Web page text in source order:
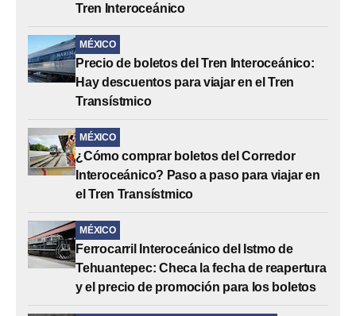
Tren Interoceánico
MÉXICO
Precio de boletos del Tren Interoceánico:
Hay descuentos para viajar en el Tren
Transístmico
MÉXICO
¿Cómo comprar boletos del Corredor
Interoceánico? Paso a paso para viajar en
el Tren Transístmico
MÉXICO
Ferrocarril Interoceánico del Istmo de
Tehuantepec: Checa la fecha de reapertura
y el precio de promoción para los boletos